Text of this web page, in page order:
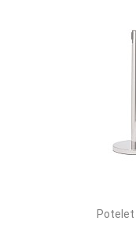
Potelet